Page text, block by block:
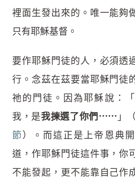
裡面生發出來的。唯一能夠
只有耶穌基督。
要作耶穌門徒的人，必須透
行。念茲在茲要當耶穌門徒
祂的門徒。因為耶穌說：
我，是我揀選了你們⋯⋯ 」（
節）。而這正是上帝恩典
道，作耶穌門徒這件事，你
不能發起，更不能靠自己作